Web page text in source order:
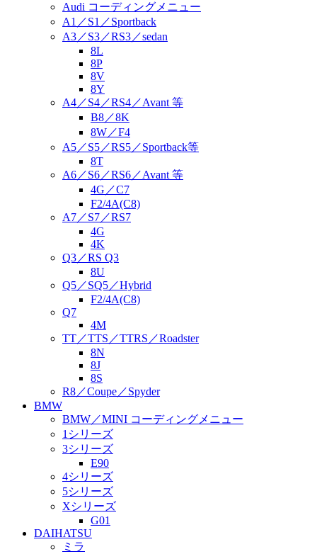
Audi コーディングメニュー
A1／S1／Sportback
A3／S3／RS3／sedan
8L
8P
8V
8Y
A4／S4／RS4／Avant 等
B8／8K
8W／F4
A5／S5／RS5／Sportback等
8T
A6／S6／RS6／Avant 等
4G／C7
F2/4A(C8)
A7／S7／RS7
4G
4K
Q3／RS Q3
8U
Q5／SQ5／Hybrid
F2/4A(C8)
Q7
4M
TT／TTS／TTRS／Roadster
8N
8J
8S
R8／Coupe／Spyder
BMW
BMW／MINI コーディングメニュー
1シリーズ
3シリーズ
E90
4シリーズ
5シリーズ
Xシリーズ
G01
DAIHATSU
ミラ